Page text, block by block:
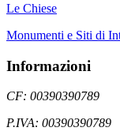
Le Chiese
Monumenti e Siti di
Informazioni
CF: 00390390789
P.IVA: 00390390789